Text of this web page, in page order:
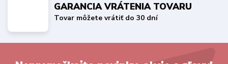
GARANCIA VRÁTENIA TOVARU
Tovar môžete vrátiť do 30 dní